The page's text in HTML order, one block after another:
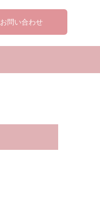
お問い合わせ